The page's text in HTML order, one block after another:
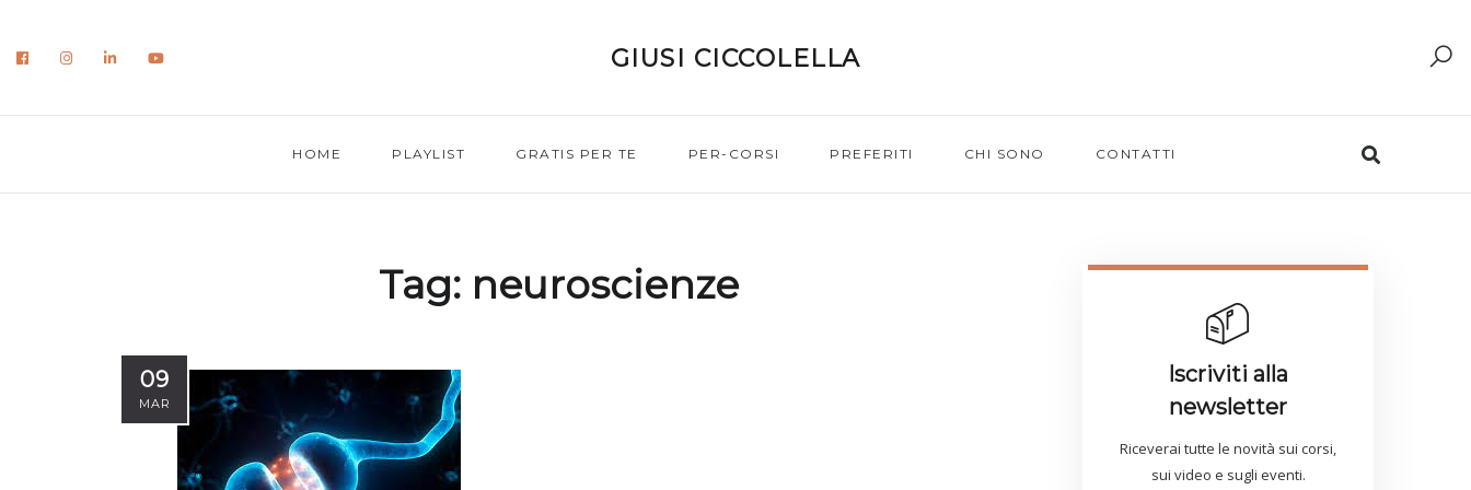
GIUSI CICCOLELLA
HOME PLAYLIST GRATIS PER TE PER-CORSI PREFERITI CHI SONO CONTATTI
Tag: neuroscienze
09
MAR
Iscriviti alla
newsletter
Riceverai tutte le novità sui corsi,
sui video e sugli eventi.